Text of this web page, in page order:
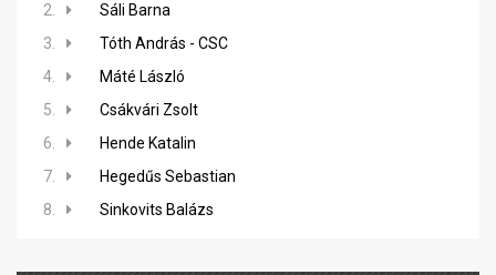
2.
Sáli Barna
3.
Tóth András - CSC
4.
Máté László
5.
Csákvári Zsolt
6.
Hende Katalin
7.
Hegedűs Sebastian
8.
Sinkovits Balázs